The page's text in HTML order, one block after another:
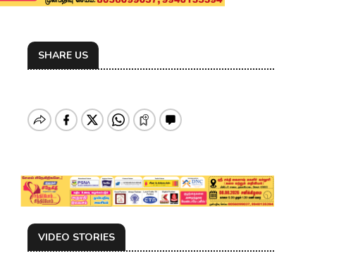
SHARE US
VIDEO STORIES